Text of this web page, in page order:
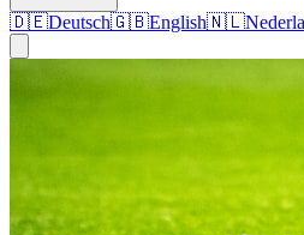
🇩🇪Deutsch🇬🇧English🇳🇱